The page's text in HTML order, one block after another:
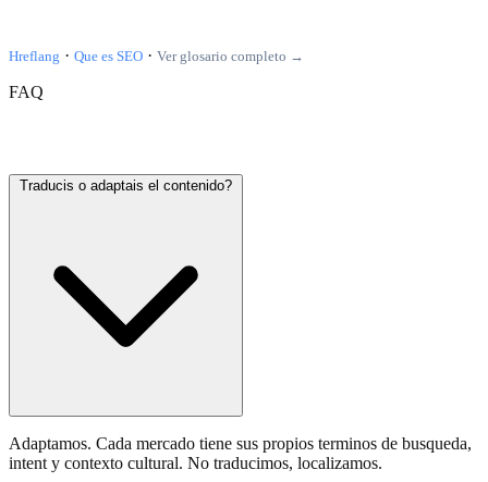
Hreflang · Que es SEO · Ver glosario completo →
FAQ
Traducis o adaptais el contenido?
Adaptamos. Cada mercado tiene sus propios terminos de busqueda,
intent y contexto cultural. No traducimos, localizamos.